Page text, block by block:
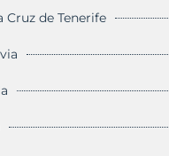
de Tenerife